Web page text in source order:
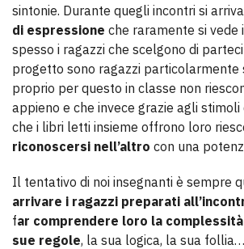
sintonie. Durante quegli incontri si
di espressione che raramente si vede
spesso i ragazzi che scelgono di
progetto sono ragazzi particolarmente
proprio per questo in classe non
appieno e che invece grazie agli
che i libri letti insieme offrono loro
riconoscersi nell’altro con una
Il tentativo di noi insegnanti è sempre
arrivare i ragazzi preparati
far comprendere loro la
sue regole, la sua logica, la sua